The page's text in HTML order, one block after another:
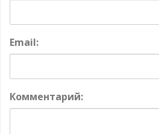
Email:
Комментарий: